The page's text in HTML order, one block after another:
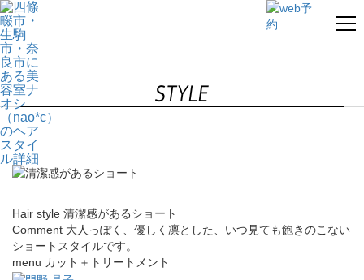
STYLE
Hair style 清潔感があるショート
Comment 大人っぽく、優しく凛とした、いつ見ても飽きのこない
ショートスタイルです。
menu カット＋トリートメント